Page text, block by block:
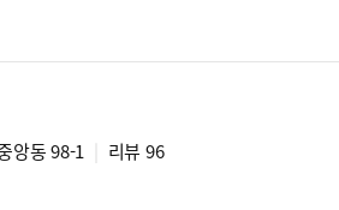
앙동 98-1 리뷰 96